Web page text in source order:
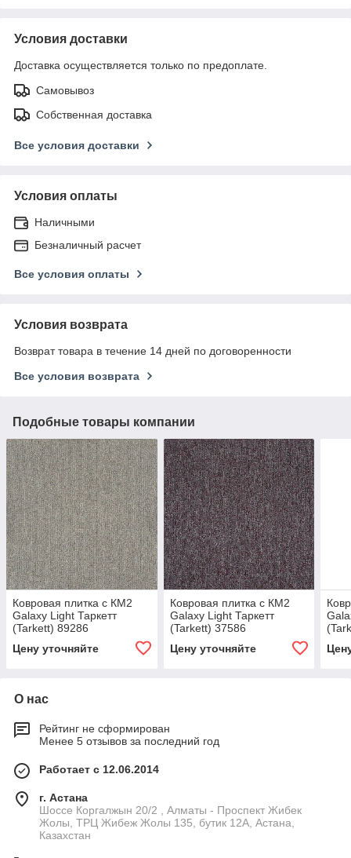
Условия доставки
Доставка осуществляется только по предоплате.
Самовывоз
Собственная доставка
Все условия доставки
Условия оплаты
Наличными
Безналичный расчет
Все условия оплаты
Условия возврата
Возврат товара в течение 14 дней по договоренности
Все условия возврата
Подобные товары компании
Ковровая плитка с КМ2
Galaxy Light Таркетт
(Tarkett) 89286
Цену уточняйте
Ковровая плитка с КМ2
Galaxy Light Таркетт
(Tarkett) 37586
Цену уточняйте
О нас
Рейтинг не сформирован
Менее 5 отзывов за последний год
Работает с 12.06.2014
г. Астана
Шоссе Коргалжын 20/2 , Алматы - Проспект Жибек
Жолы, ТРЦ Жибеж Жолы 135, бутик 12А, Астана,
Казахстан